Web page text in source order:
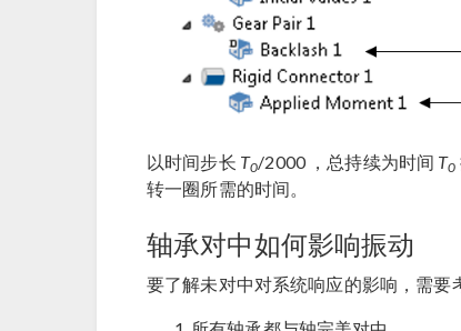
以时间步长 T0/2000 ，总持续为时间 T0
转一圈所需的时间。
轴承对中如何影响振动
要了解未对中对系统响应的影响，需要